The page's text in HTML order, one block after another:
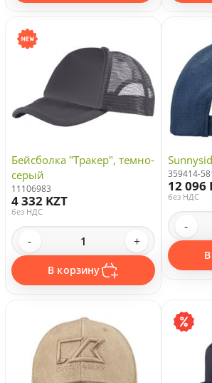
Бейсболка "Тракер", темно-
серый
11106983
4 332 KZT
без НДС
- +
В корзину
359414-
12 096
без НДС
-